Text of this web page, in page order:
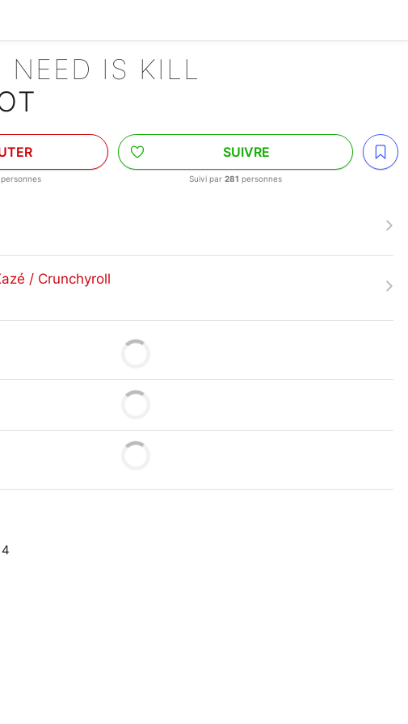
NEED IS KILL
personnes
SUIVRE
Suivi par281 personnes
/ Crunchyroll